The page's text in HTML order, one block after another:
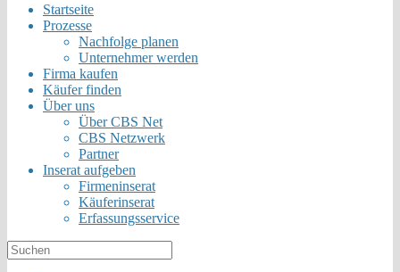
Startseite
Prozesse
Nachfolge planen
Unternehmer werden
Firma kaufen
Käufer finden
Über uns
Über CBS Net
CBS Netzwerk
Partner
Inserat aufgeben
Firmeninserat
Käuferinserat
Erfassungsservice